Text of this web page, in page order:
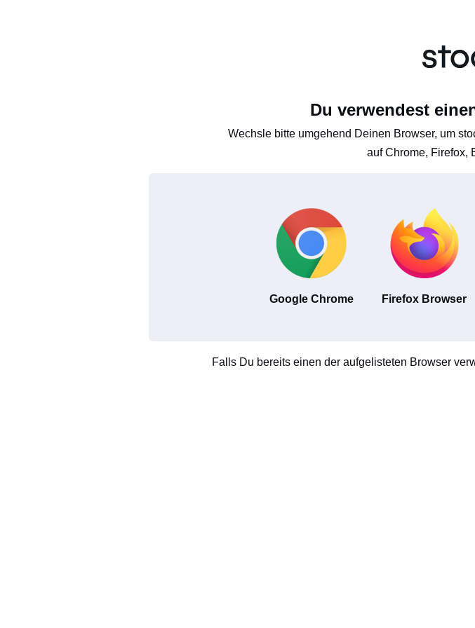
Du verwendest
Wechsle bitte umgehend Deinen Browser, um
auf Chrome, Firefox,
Google Chrome Firefox Browser
Falls Du bereits einen der aufgelisteten Browser